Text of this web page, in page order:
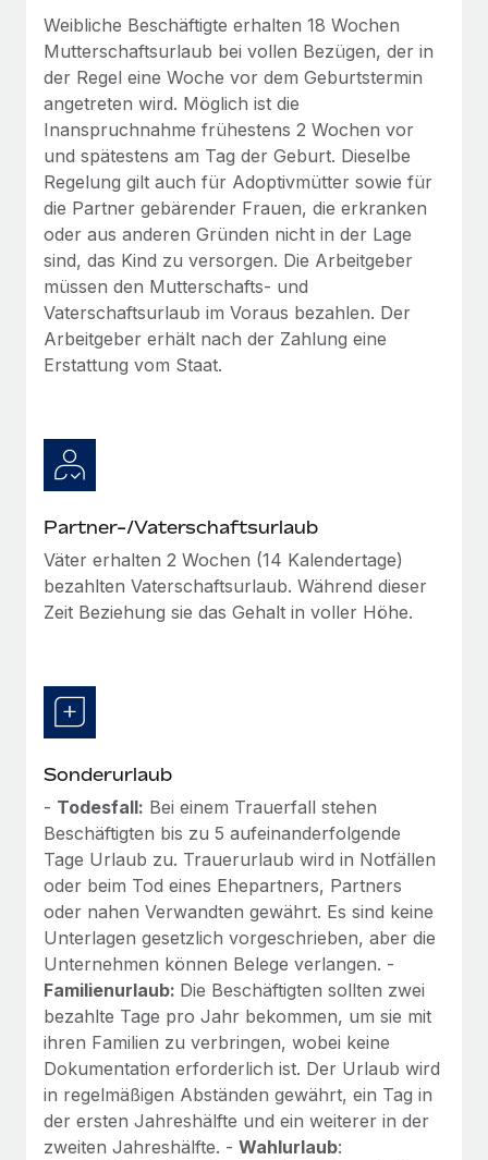
Mobilität und Relocation
Mühelose Relocation von Mitarbeiter:innen
Benefits
Mühelose Verwaltung von Benefits
Reverse Tech auf einen Blick Das Gesundheits- und
Wellness-Startup Reverse Tech hat das globale...
Mehr erfahren
Den Blog erkunden
BLOG
Neues zu Remote-Produkten: Integration mit
Gusto und Zero und Contractor Management
Plus
Auch im neuen Jahr wollen wir bei Remote Unternehmen
aller Größen dabei unterstützen, die beste...
Mehr erfahren
Wie Phiture 55 Mitarbeiter:innen in 19 Ländern
Wachstumsberatung für mobile Apps. Das...
Weibliche Beschäftigte erhalten 18 Wochen
Mutterschaftsurlaub bei vollen Bezügen, der in
der Regel eine Woche vor dem Geburtstermin
angetreten wird. Möglich ist die
Inanspruchnahme frühestens 2 Wochen vor
und spätestens am Tag der Geburt. Dieselbe
Regelung gilt auch für Adoptivmütter sowie für
die Partner gebärender Frauen, die erkranken
oder aus anderen Gründen nicht in der Lage
sind, das Kind zu versorgen. Die Arbeitgeber
müssen den Mutterschafts- und
Vaterschaftsurlaub im Voraus bezahlen. Der
Arbeitgeber erhält nach der Zahlung eine
Erstattung vom Staat.
Partner-/Vaterschaftsurlaub
Väter erhalten 2 Wochen (14 Kalendertage)
bezahlten Vaterschaftsurlaub. Während dieser
Zeit Beziehung sie das Gehalt in voller Höhe.
Sonderurlaub
- Todesfall: Bei einem Trauerfall stehen
Beschäftigten bis zu 5 aufeinanderfolgende
Tage Urlaub zu. Trauerurlaub wird in Notfällen
oder beim Tod eines Ehepartners, Partners
oder nahen Verwandten gewährt. Es sind keine
Unterlagen gesetzlich vorgeschrieben, aber die
Unternehmen können Belege verlangen. -
Familienurlaub: Die Beschäftigten sollten zwei
bezahlte Tage pro Jahr bekommen, um sie mit
ihren Familien zu verbringen, wobei keine
Dokumentation erforderlich ist. Der Urlaub wird
in regelmäßigen Abständen gewährt, ein Tag in
der ersten Jahreshälfte und ein weiterer in der
zweiten Jahreshälfte. - Wahlurlaub: